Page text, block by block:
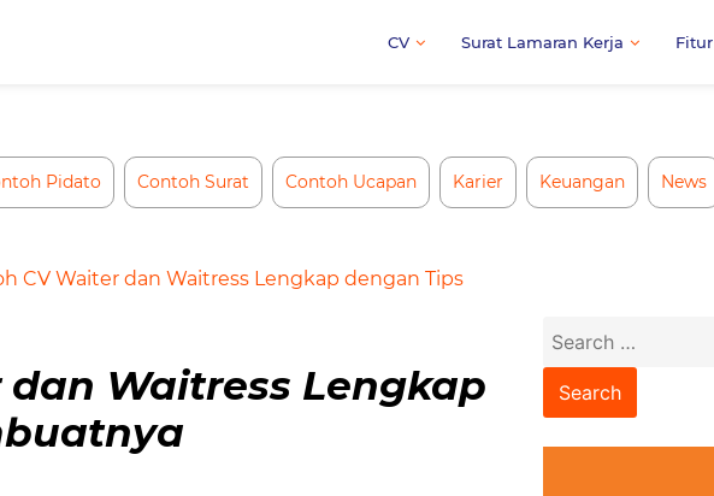
CV Surat Lamaran Kerja Fitur
Pidato Contoh Surat Contoh Ucapan Karier Keuangan News
CV Waiter dan Waitress Lengkap dengan Tips
dan Waitress Lengkap